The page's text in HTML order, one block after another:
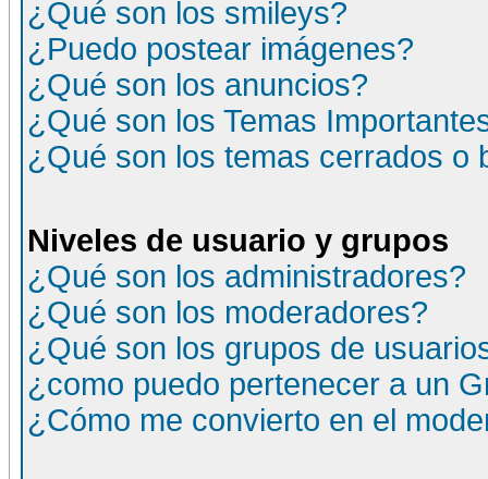
¿Qué son los smileys?
¿Puedo postear imágenes?
¿Qué son los anuncios?
¿Qué son los Temas
¿Qué son los temas cerrados o
Niveles de usuario y grupos
¿Qué son los administradores?
¿Qué son los moderadores?
¿Qué son los grupos de
¿como puedo pertenecer a un
¿Cómo me convierto en el